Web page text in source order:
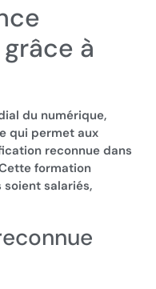
à
du numérique,
qui permet aux
reconnue dans
formation
soient salariés,